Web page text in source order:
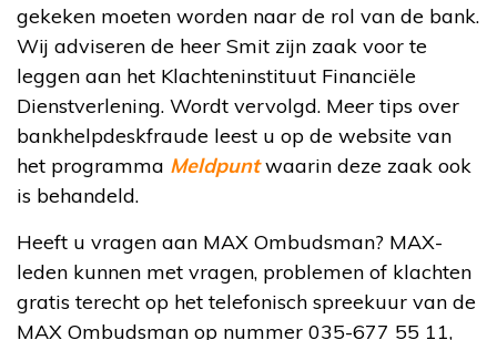
gekeken moeten worden naar de rol van de bank.
Wij adviseren de heer Smit zijn zaak voor te
leggen aan het Klachteninstituut Financiële
Dienstverlening. Wordt vervolgd. Meer tips over
bankhelpdeskfraude leest u op de website van
het programma Meldpuntwaarin deze zaak ook
is behandeld.
Heeft u vragen aan MAX Ombudsman? MAX-
leden kunnen met vragen, problemen of klachten
gratis terecht op het telefonisch spreekuur van de
MAX Ombudsman op nummer 035-677 55 11,